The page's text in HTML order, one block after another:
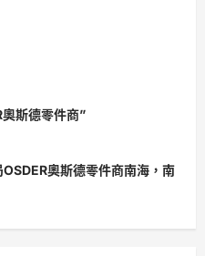
斯德零件商”
奧斯德零件商南海，南